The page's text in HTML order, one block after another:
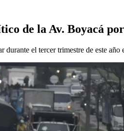
de la Av. Boyacá
durante el tercer trimestre de este año